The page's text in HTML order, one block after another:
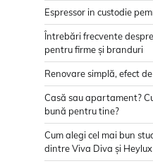
Espressor in custodie
Întrebări frecvente
pentru firme și branduri
Renovare simplă, efect
Casă sau apartament?
bună pentru tine?
Cum alegi cel mai bun
dintre Viva Diva și